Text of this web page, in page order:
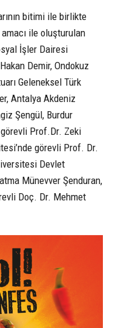
bitimi ile birlikte
ile oluşturulan
İşler Dairesi
Demir, Ondokuz
Geleneksel Türk
Antalya Akdeniz
Şengül, Burdur
Prof.Dr. Zeki
görevli Prof. Dr.
Devlet
Münevver Şenduran,
Doç. Dr. Mehmet